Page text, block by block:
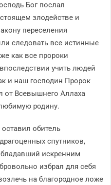
Бог послал
злодействе и
переселения
следовать все истинные
как все пророки
учить людей
и наш господин Пророк
от Всевышнего Аллаха
родину.
обитель
спутников,
искренним
избрал для себя
на благородное ложе